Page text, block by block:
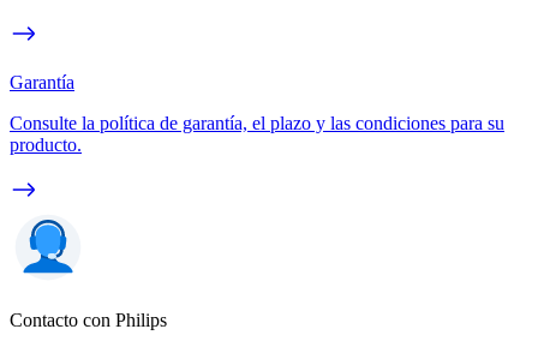
Garantía
Consulte la política de garantía, el plazo y las condiciones para su
producto.
Contacto con Philips